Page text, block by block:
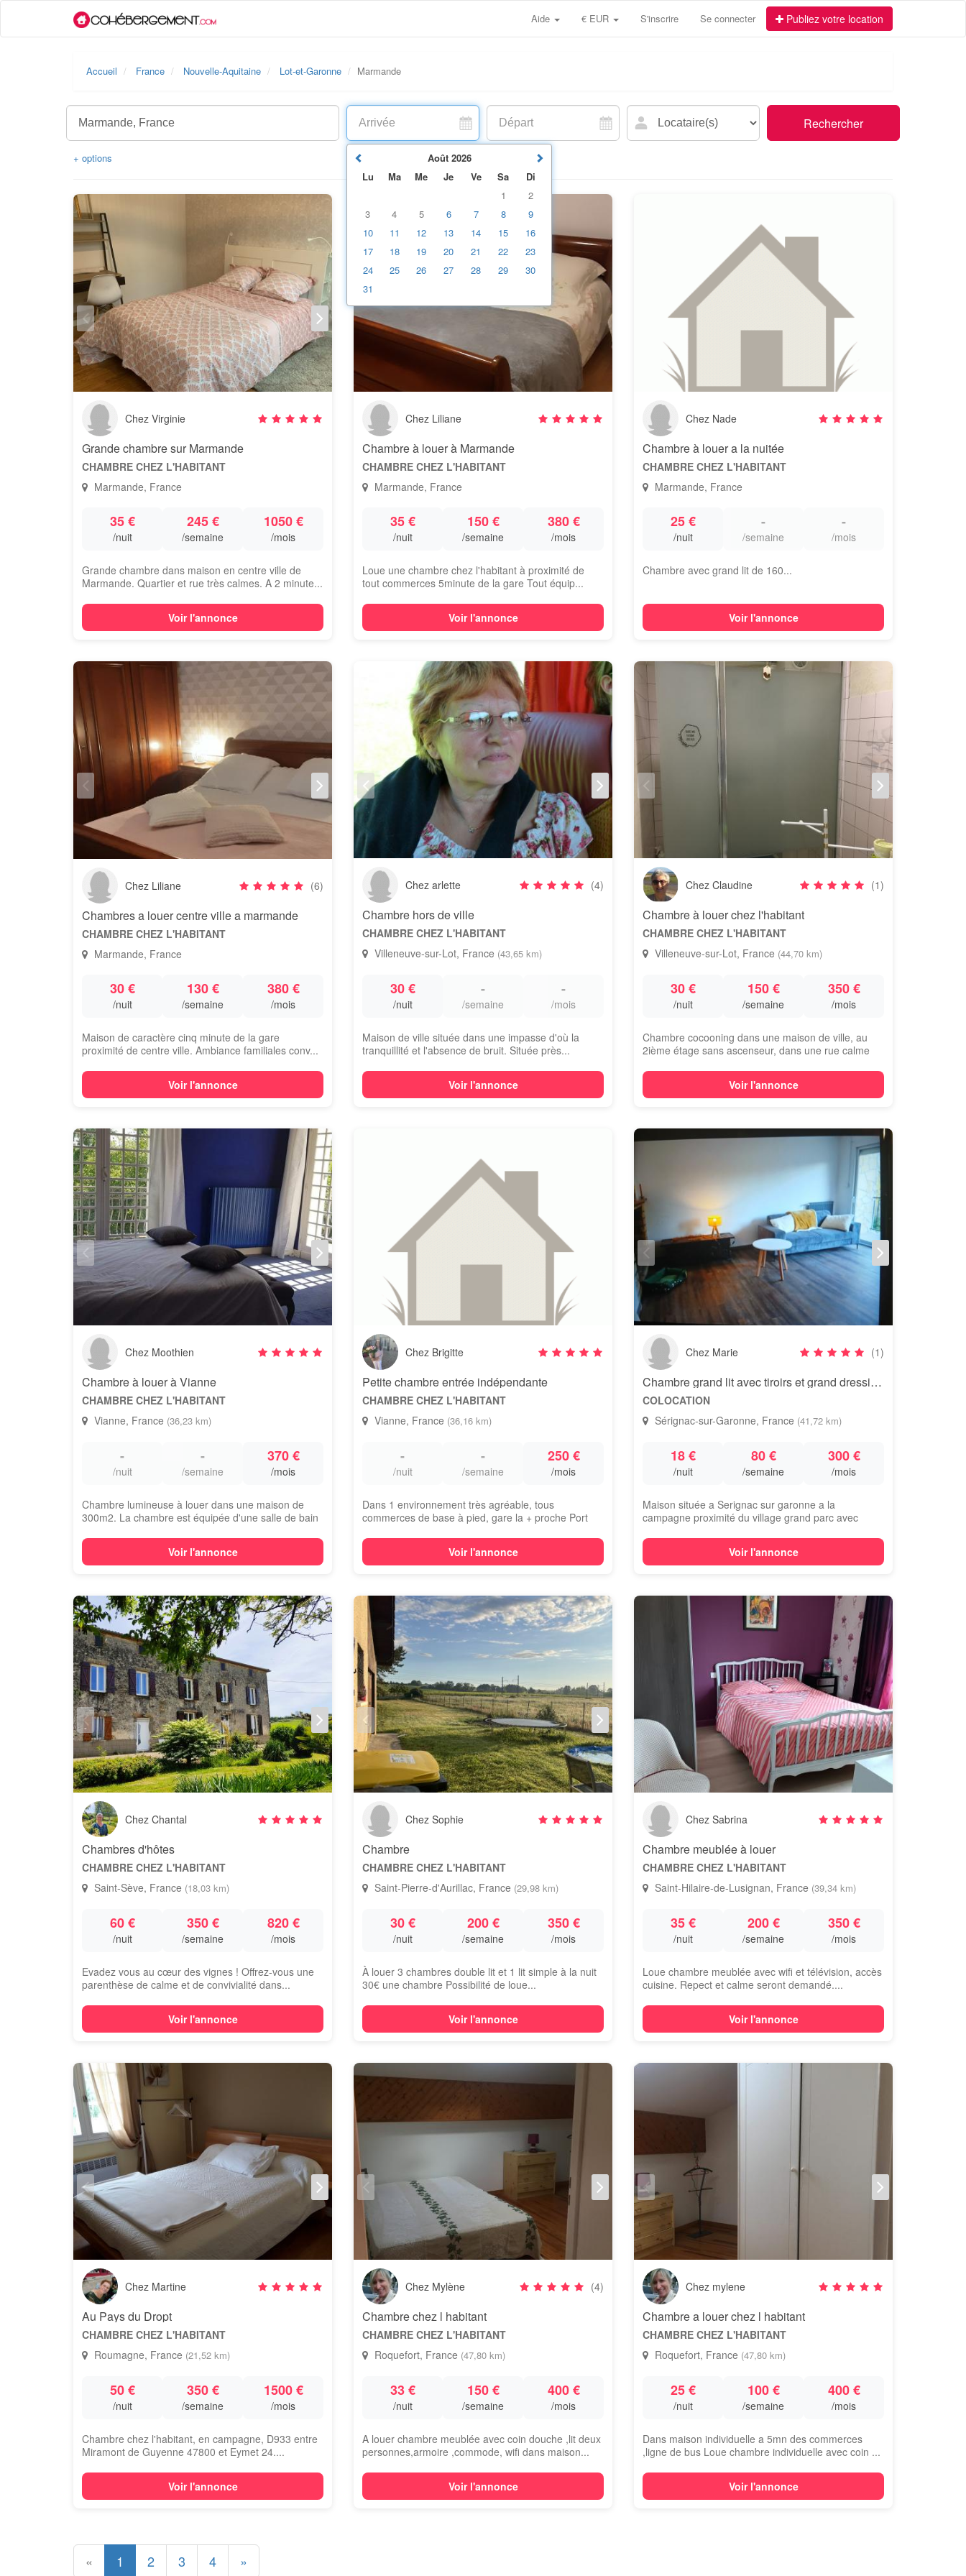
Aide € EUR S'inscrire Se connecter Publiez votre location
Accueil France Nouvelle-Aquitaine Lot-et-Garonne Marmande
Rechercher
+ options
Chez Virginie
Grande chambre sur Marmande
CHAMBRE CHEZ L'HABITANT
Marmande, France
35 €
/nuit
245 €
/semaine
1050 €
/mois
Grande chambre dans maison en centre ville de
Marmande. Quartier et rue très calmes. A 2 minute...
Voir l'annonce
Chez Liliane
Chambre à louer à Marmande
CHAMBRE CHEZ L'HABITANT
Marmande, France
35 €
/nuit
150 €
/semaine
380 €
/mois
Loue une chambre chez l'habitant à proximité de
tout commerces 5minute de la gare Tout équip...
Voir l'annonce
Chez Nade
Chambre à louer a la nuitée
CHAMBRE CHEZ L'HABITANT
Marmande, France
25 €
/nuit
-
/semaine
-
/mois
Chambre avec grand lit de 160...
Voir l'annonce
Chez Liliane (6)
Chambres a louer centre ville a marmande
CHAMBRE CHEZ L'HABITANT
Marmande, France
30 €
/nuit
130 €
/semaine
380 €
/mois
Maison de caractère cinq minute de la gare
proximité de centre ville. Ambiance familiales conv...
Voir l'annonce
Chez arlette (4)
Chambre hors de ville
CHAMBRE CHEZ L'HABITANT
Villeneuve-sur-Lot, France (43,65 km)
30 €
/nuit
-
/semaine
-
/mois
Maison de ville située dans une impasse d'où la
tranquillité et l'absence de bruit. Située près...
Voir l'annonce
Chez Claudine (1)
Chambre à louer chez l'habitant
CHAMBRE CHEZ L'HABITANT
Villeneuve-sur-Lot, France (44,70 km)
30 €
/nuit
150 €
/semaine
350 €
/mois
Chambre cocooning dans une maison de ville, au
2ième étage sans ascenseur, dans une rue calme
Voir l'annonce
Chez Moothien
Chambre à louer à Vianne
CHAMBRE CHEZ L'HABITANT
Vianne, France (36,23 km)
-
/nuit
-
/semaine
370 €
/mois
Chambre lumineuse à louer dans une maison de
300m2. La chambre est équipée d'une salle de bain
Voir l'annonce
Chez Brigitte
Petite chambre entrée indépendante
CHAMBRE CHEZ L'HABITANT
Vianne, France (36,16 km)
-
/nuit
-
/semaine
250 €
/mois
Dans 1 environnement très agréable, tous
commerces de base à pied, gare la + proche Port
Voir l'annonce
Chez Marie (1)
Chambre grand lit avec tiroirs et grand dressing bureau
COLOCATION
Sérignac-sur-Garonne, France (41,72 km)
18 €
/nuit
80 €
/semaine
300 €
/mois
Maison située a Serignac sur garonne a la
campagne proximité du village grand parc avec
Voir l'annonce
Chez Chantal
Chambres d'hôtes
CHAMBRE CHEZ L'HABITANT
Saint-Sève, France (18,03 km)
60 €
/nuit
350 €
/semaine
820 €
/mois
Evadez vous au cœur des vignes ! Offrez-vous une
parenthèse de calme et de convivialité dans...
Voir l'annonce
Chez Sophie
Chambre
CHAMBRE CHEZ L'HABITANT
Saint-Pierre-d'Aurillac, France (29,98 km)
30 €
/nuit
200 €
/semaine
350 €
/mois
À louer 3 chambres double lit et 1 lit simple à la nuit
30€ une chambre Possibilité de loue...
Voir l'annonce
Chez Sabrina
Chambre meublée à louer
CHAMBRE CHEZ L'HABITANT
Saint-Hilaire-de-Lusignan, France (39,34 km)
35 €
/nuit
200 €
/semaine
350 €
/mois
Loue chambre meublée avec wifi et télévision, accès
cuisine. Repect et calme seront demandé....
Voir l'annonce
Chez Martine
Au Pays du Dropt
CHAMBRE CHEZ L'HABITANT
Roumagne, France (21,52 km)
50 €
/nuit
350 €
/semaine
1500 €
/mois
Chambre chez l'habitant, en campagne, D933 entre
Miramont de Guyenne 47800 et Eymet 24....
Voir l'annonce
Chez Mylène (4)
Chambre chez l habitant
CHAMBRE CHEZ L'HABITANT
Roquefort, France (47,80 km)
33 €
/nuit
150 €
/semaine
400 €
/mois
A louer chambre meublée avec coin douche ,lit deux
personnes,armoire ,commode, wifi dans maison...
Voir l'annonce
Chez mylene
Chambre a louer chez l habitant
CHAMBRE CHEZ L'HABITANT
Roquefort, France (47,80 km)
25 €
/nuit
100 €
/semaine
400 €
/mois
Dans maison individuelle a 5mn des commerces
,ligne de bus Loue chambre individuelle avec coin ...
Voir l'annonce
« 1 2 3 4 »
Août 2026
Lu
Ma Me Je Ve Sa
Di
1
2
3
4 5 6 7 8
9
10
11 12 13 14 15
16
17
18 19 20 21 22
23
24
25 26 27 28 29
30
31